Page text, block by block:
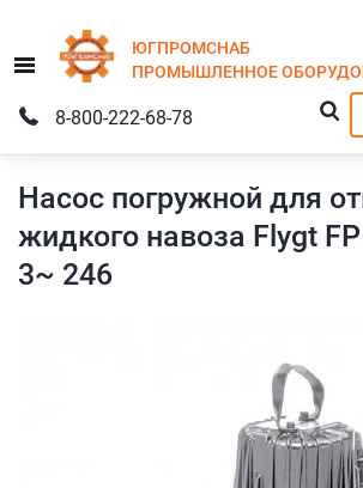
Menu
ЮГПРОМСНАБ
ПРОМЫШЛЕННОЕ
8-800-222-68-78
Насос погружной для
жидкого навоза Flygt
3~ 246